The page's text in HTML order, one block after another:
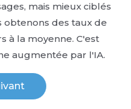
mais mieux ciblés
obtenons des taux de
à la moyenne. C'est
augmentée par l'IA.
RGPD : Automatiser
suivant : Standard